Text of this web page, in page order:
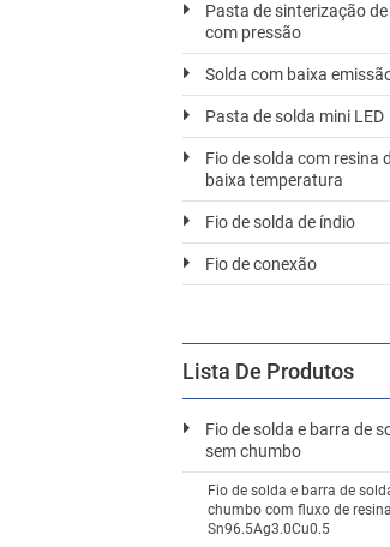
Pasta de sinterização
com pressão
Solda com baixa
Pasta de solda mini LED
Fio de solda com resina
baixa temperatura
Fio de solda de índio
Fio de conexão
Lista De Produtos
Fio de solda e barra de
sem chumbo
Fio de solda e barra de
chumbo com fluxo de resina
Sn96.5Ag3.0Cu0.5